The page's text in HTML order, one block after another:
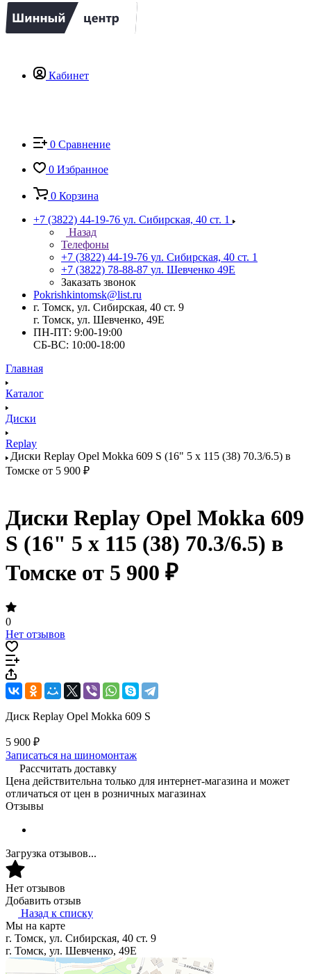
Кабинет
0 Сравнение
0 Избранное
0 Корзина
+7 (3822) 44-19-76 ул. Сибирская, 40 ст. 1
Назад
Телефоны
+7 (3822) 44-19-76 ул. Сибирская, 40 ст. 1
+7 (3822) 78-88-87 ул. Шевченко 49Е
Заказать звонок
Pokrishkintomsk@list.ru
г. Томск, ул. Сибирская, 40 ст. 9
г. Томск, ул. Шевченко, 49Е
ПН-ПТ: 9:00-19:00
СБ-ВС: 10:00-18:00
Главная
Каталог
Диски
Replay
Диски Replay Opel Mokka 609 S (16" 5 x 115 (38) 70.3/6.5) в
Томске от 5 900 ₽
Диски Replay Opel Mokka 609
S (16" 5 x 115 (38) 70.3/6.5) в
Томске от 5 900 ₽
0
Нет отзывов
Диск Replay Opel Mokka 609 S
5 900 ₽
Записаться на шиномонтаж
Рассчитать доставку
Цена действительна только для интернет-магазина и может
отличаться от цен в розничных магазинах
Отзывы
Загрузка отзывов...
Нет отзывов
Добавить отзыв
Назад к списку
Мы на карте
г. Томск, ул. Сибирская, 40 ст. 9
г. Томск, ул. Шевченко, 49Е